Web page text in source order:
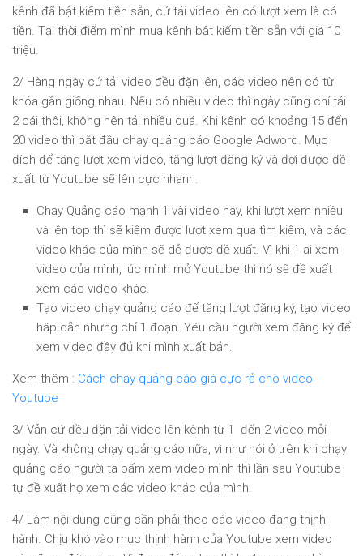
kênh đã bật kiếm tiền sẵn, cứ tải video lên có lượt xem là có
tiền. Tại thời điểm mình mua kênh bật kiếm tiền sẵn với giá 10
triệu.
2/ Hàng ngày cứ tải video đều đặn lên, các video nên có từ
khóa gần giống nhau. Nếu có nhiều video thì ngày cũng chỉ tải
2 cái thôi, không nên tải nhiều quá. Khi kênh có khoảng 15 đến
20 video thì bắt đầu chạy quảng cáo Google Adword. Mục
đích để tăng lượt xem video, tăng lượt đăng ký và đợi được đề
xuất từ Youtube sẽ lên cực nhanh.
Chạy Quảng cáo mạnh 1 vài video hay, khi lượt xem nhiều
và lên top thì sẽ kiếm được lượt xem qua tìm kiếm, và các
video khác của mình sẽ dễ được đề xuất. Vì khi 1 ai xem
video của mình, lúc mình mở Youtube thì nó sẽ đề xuất
xem các video khác.
Tạo video chạy quảng cáo để tăng lượt đăng ký, tạo video
hấp dẫn nhưng chỉ 1 đoạn. Yêu cầu người xem đăng ký để
xem video đầy đủ khi mình xuất bản.
Xem thêm : Cách chạy quảng cáo giá cực rẻ cho video
Youtube
3/ Vẫn cứ đều đặn tải video lên kênh từ 1 đến 2 video mỗi
ngày. Và không chạy quảng cáo nữa, vì như nói ở trên khi chạy
quảng cáo người ta bấm xem video mình thì lần sau Youtube
tự đề xuất họ xem các video khác của mình.
4/ Làm nội dung cũng cần phải theo các video đang thịnh
hành. Chịu khó vào mục thịnh hành của Youtube xem video